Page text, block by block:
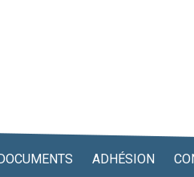
ADHÉSION